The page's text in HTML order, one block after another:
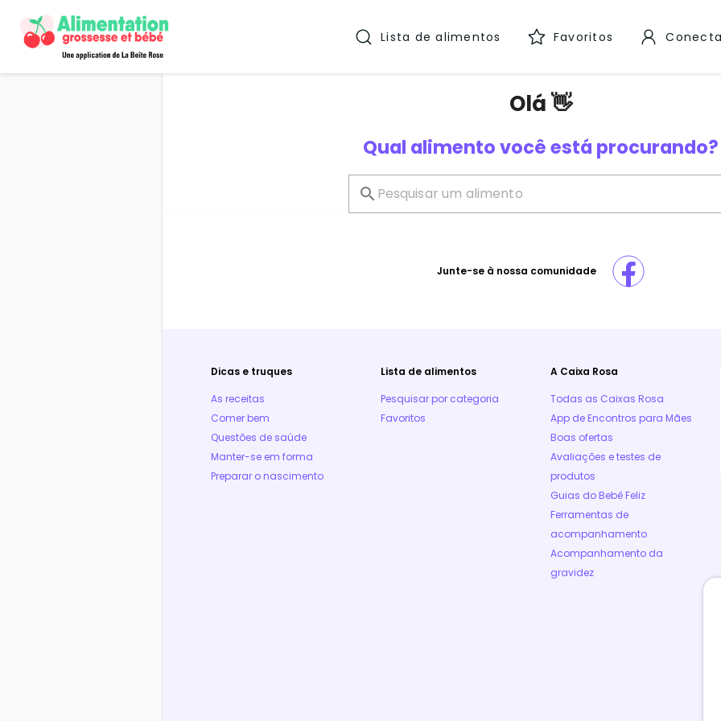
Lista de alimentos Favoritos
Olá 👋
Qual alimento você está procurando?
Junte-se à nossa comunidade
Dicas e truques
As receitas
Comer bem
Questões de saúde
Manter-se em forma
Preparar o nascimento
Lista de alimentos
Pesquisar por categoria
Favoritos
A Caixa Rosa
Todas as Caixas Rosa
App de Encontros para Mães
Boas ofertas
Avaliações e testes de
produtos
Guias do Bebê Feliz
Ferramentas de
acompanhamento
Acompanhamento da
gravidez